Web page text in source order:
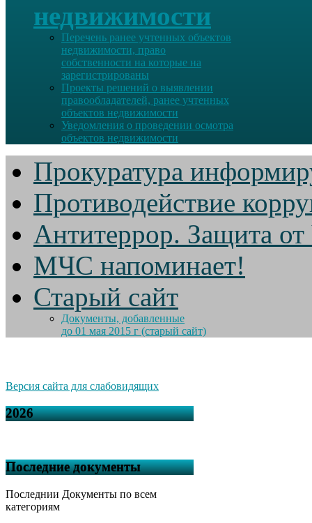
недвижимости
Перечень ранее учтенных объектов
недвижимости, право
собственности на которые на
зарегистрированы
Проекты решений о выявлении
правообладателей, ранее учтенных
объектов недвижимости
Уведомления о проведении осмотра
объектов недвижимости
Прокуратура
Противодействие
Антитеррор. Защита
МЧС напоминает!
Старый сайт
Документы, добавленные
до 01 мая 2015 г (старый сайт)
Версия сайта для слабовидящих
2026
Последние документы
Последнии Документы по всем
категориям